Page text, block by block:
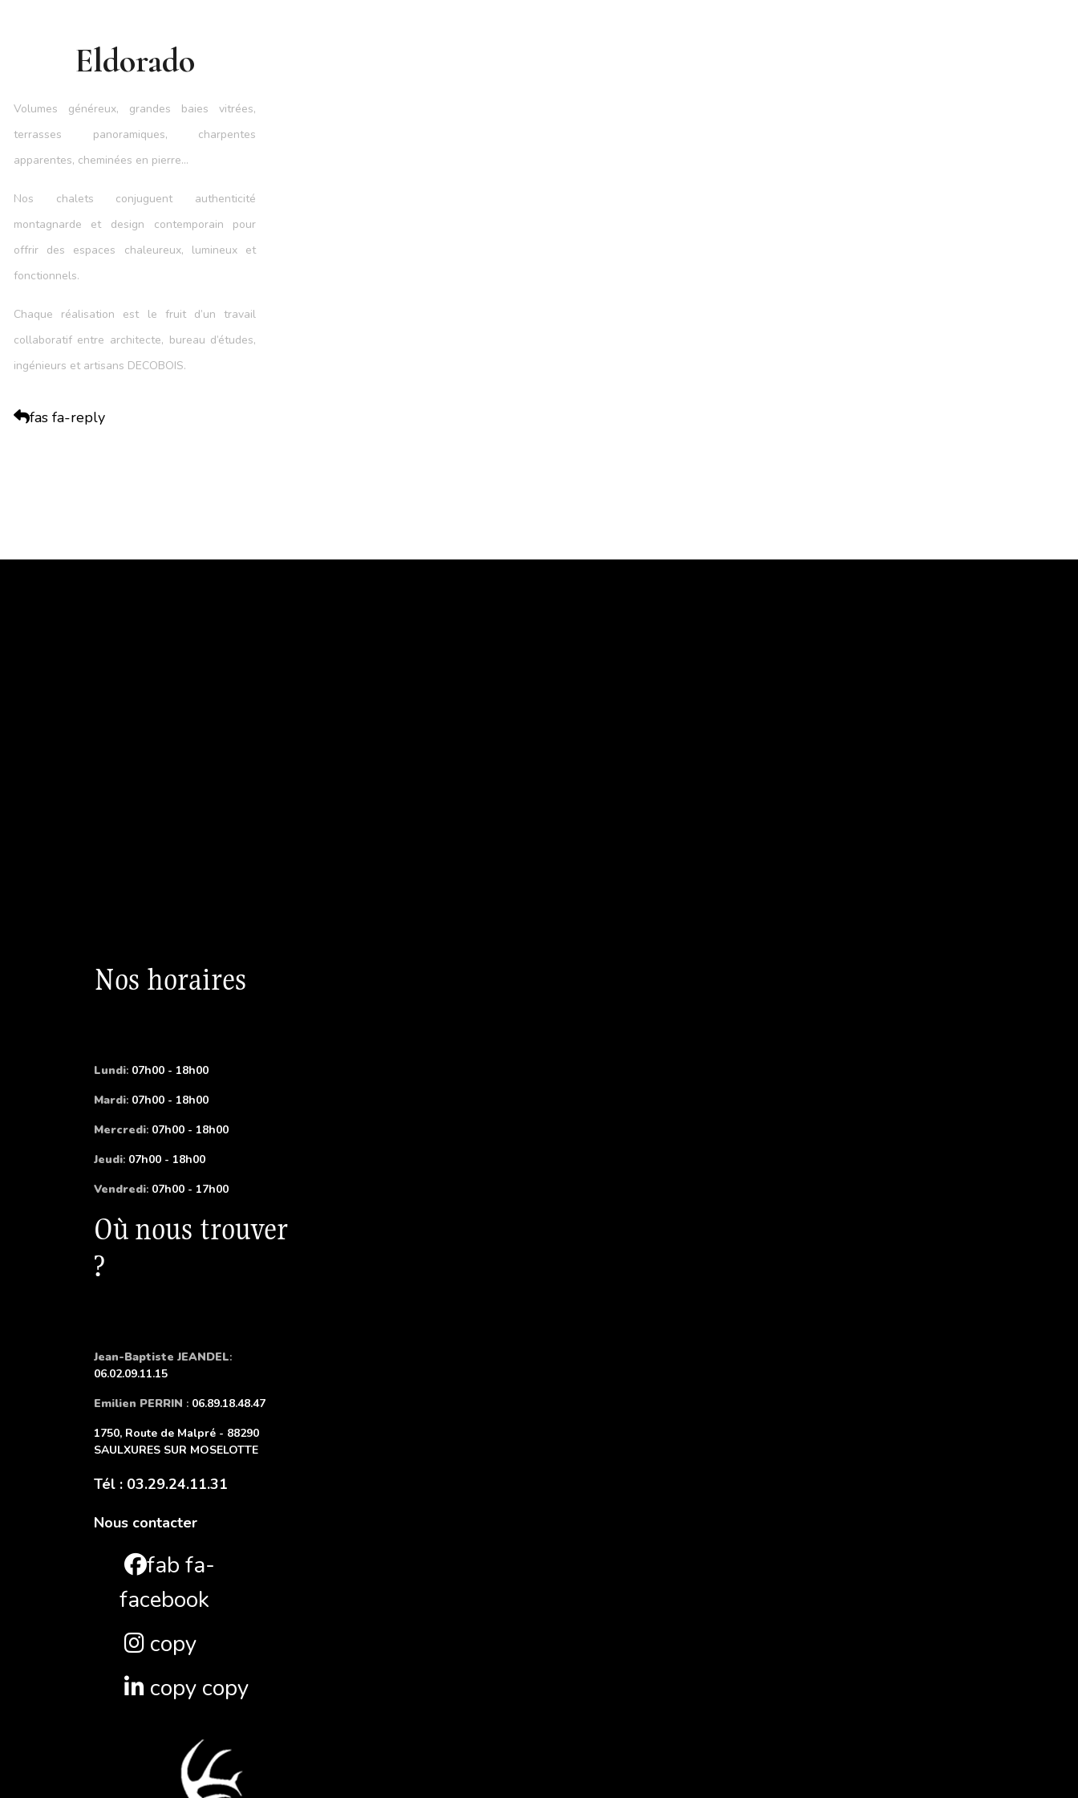
Eldorado
Volumes généreux, grandes baies vitrées,
terrasses panoramiques, charpentes
apparentes, cheminées en pierre…
Nos chalets conjuguent authenticité
montagnarde et design contemporain pour
offrir des espaces chaleureux, lumineux et
fonctionnels.
Chaque réalisation est le fruit d’un travail
collaboratif entre architecte, bureau d’études,
ingénieurs et artisans DECOBOIS.
fas fa-reply
Nos horaires
Lundi: 07h00 - 18h00
Mardi: 07h00 - 18h00
Mercredi: 07h00 - 18h00
Jeudi: 07h00 - 18h00
Vendredi: 07h00 - 17h00
Où nous trouver
?
Jean-Baptiste JEANDEL:
06.02.09.11.15
Emilien PERRIN : 06.89.18.48.47
1750, Route de Malpré - 88290
SAULXURES SUR MOSELOTTE
Tél : 03.29.24.11.31
Nous contacter
fab fa-
facebook
copy
copy copy